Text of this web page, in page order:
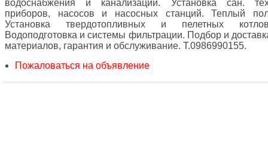
водоснабжения и канализации. Установка сан.
приборов, насосов и насосных станций. Теплый
Установка твердотопливных и пелетных
Водоподготовка и системы фильтрации. Подбор и
материалов, гарантия и обслуживание. Т.0986990155.
Пожаловаться на объявление